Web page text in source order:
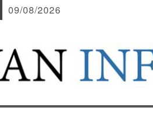
09/08/2026